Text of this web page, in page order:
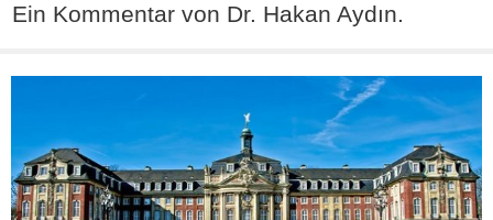
Ein Kommentar von Dr. Hakan Aydın.